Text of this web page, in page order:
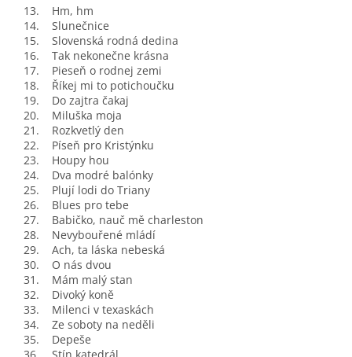
13. Hm, hm
14. Slunečnice
15. Slovenská rodná dedina
16. Tak nekonečne krásna
17. Pieseň o rodnej zemi
18. Říkej mi to potichoučku
19. Do zajtra čakaj
20. Miluška moja
21. Rozkvetlý den
22. Píseň pro Kristýnku
23. Houpy hou
24. Dva modré balónky
25. Plují lodi do Triany
26. Blues pro tebe
27. Babičko, nauč mě charleston
28. Nevybouřené mládí
29. Ach, ta láska nebeská
30. O nás dvou
31. Mám malý stan
32. Divoký koně
33. Milenci v texaskách
34. Ze soboty na neděli
35. Depeše